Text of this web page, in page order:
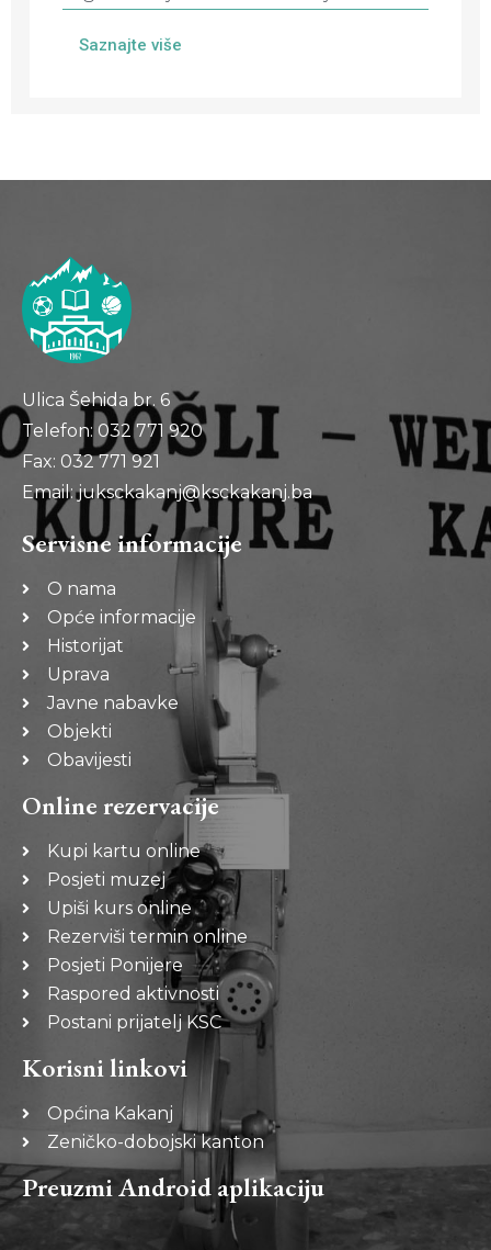
Saznajte više
Ulica Šehida br. 6
Telefon: 032 771 920
Fax: 032 771 921
Email: juksckakanj@ksckakanj.ba
Servisne informacije
O nama
Opće informacije
Historijat
Uprava
Javne nabavke
Objekti
Obavijesti
Online rezervacije
Kupi kartu online
Posjeti muzej
Upiši kurs online
Rezerviši termin online
Posjeti Ponijere
Raspored aktivnosti
Postani prijatelj KSC
Korisni linkovi
Općina Kakanj
Zeničko-dobojski kanton
Preuzmi Android aplikaciju